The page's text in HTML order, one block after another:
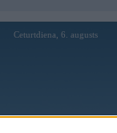
Ceturtdiena, 6. augusts